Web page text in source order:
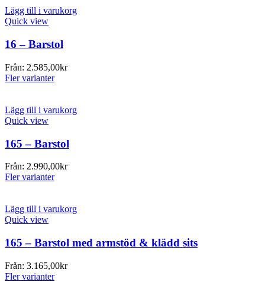
Lägg till i varukorg
Quick view
16 – Barstol
Från: 2.585,00kr
Fler varianter
Lägg till i varukorg
Quick view
165 – Barstol
Från: 2.990,00kr
Fler varianter
Lägg till i varukorg
Quick view
165 – Barstol med armstöd & klädd sits
Från: 3.165,00kr
Fler varianter